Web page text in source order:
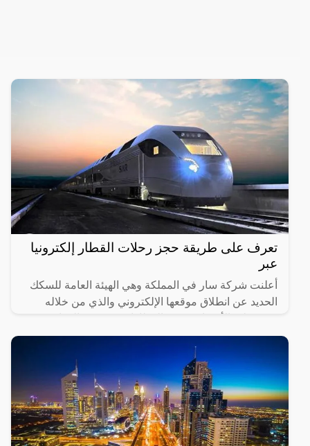
تعرف على طريقة حجز رحلات القطار إلكترونيا
عبر
أعلنت شركة سار في المملكة وهي الهيئة العامة للسكك
الحديد عن انطلاق موقعها الإلكتروني والذي من خلاله
المختلفة لها،